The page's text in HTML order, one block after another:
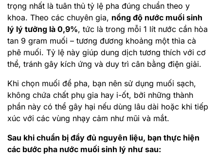
trọng nhất là tuân thủ tỷ lệ pha đúng chuẩn theo y
khoa. Theo các chuyên gia, nồng độ nước muối sinh
lý lý tưởng là 0,9%, tức là trong mỗi 1 lít nước cần hòa
tan 9 gram muối – tương đương khoảng một thìa cà
phê muối. Tỷ lệ này giúp dung dịch tương thích với cơ
thể, tránh gây kích ứng và duy trì cân bằng điện giải.
Khi chọn muối để pha, bạn nên sử dụng muối sạch,
không chứa chất phụ gia hay i-ốt, bởi những thành
phần này có thể gây hại nếu dùng lâu dài hoặc khi tiếp
xúc với các vùng nhạy cảm như mũi và mắt.
Sau khi chuẩn bị đầy đủ nguyên liệu, bạn thực hiện
các bước pha nước muối sinh lý như sau: